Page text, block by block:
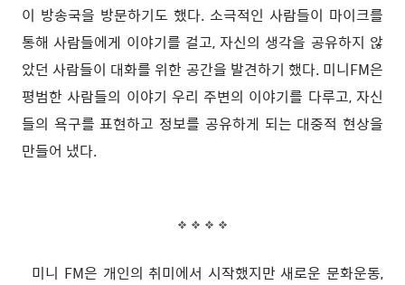
이 방송국을 방문하기도 했다. 소극적인 사람들이 마이크를
통해 사람들에게 이야기를 걸고, 자신의 생각을 공유하지 않
았던 사람들이 대화를 위한 공간을 발견하기 했다. 미니FM은
평범한 사람들의 이야기 우리 주변의 이야기를 다루고, 자신
들의 욕구를 표현하고 정보를 공유하게 되는 대중적 현상을
만들어 냈다.
미니 FM은 개인의 취미에서 시작했지만 새로운 문화운동,